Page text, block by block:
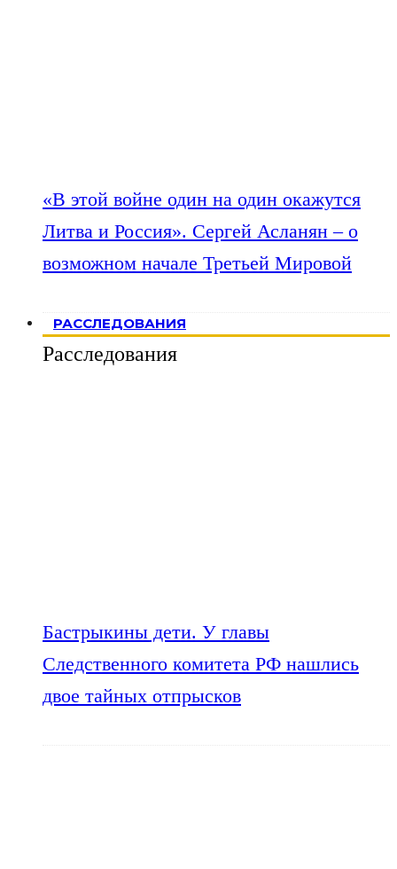
«В этой войне один на один окажутся
Литва и Россия». Сергей Асланян – о
возможном начале Третьей Мировой
РАССЛЕДОВАНИЯ
Расследования
Бастрыкины дети. У главы
Следственного комитета РФ нашлись
двое тайных отпрысков